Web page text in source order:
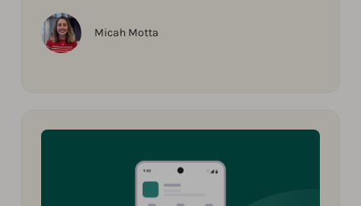
Micah Motta